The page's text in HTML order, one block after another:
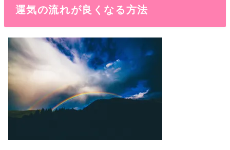
運気の流れが良くなる方法